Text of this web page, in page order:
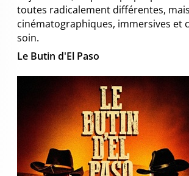
toutes radicalement différentes,
cinématographiques, immersives et
soin.
Le Butin d'El Paso